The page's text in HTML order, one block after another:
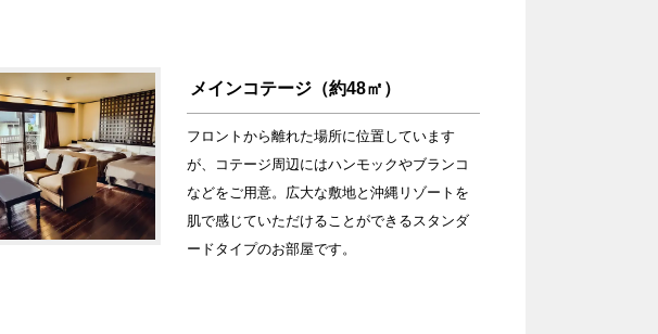
メインコテージ（約48㎡）
フロントから離れた場所に位置しています
が、コテージ周辺にはハンモックやブランコ
などをご用意。広大な敷地と沖縄リゾートを
肌で感じていただけることができるスタンダ
ードタイプのお部屋です。